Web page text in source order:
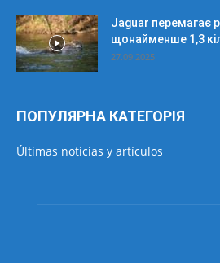
Jaguar перемагає
щонайменше 1,3
27.09.2025
ПОПУЛЯРНА КАТЕГОРІЯ
Últimas noticias y artículos